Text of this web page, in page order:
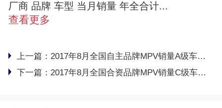
厂商 品牌 车型 当月销量 年全合计...
查看更多
上一篇： 2017年8月全国自主品牌MPV销量A级车销量排行榜完整版
下一篇： 2017年8月全国合资品牌MPV销量C级车销量排行榜完整版